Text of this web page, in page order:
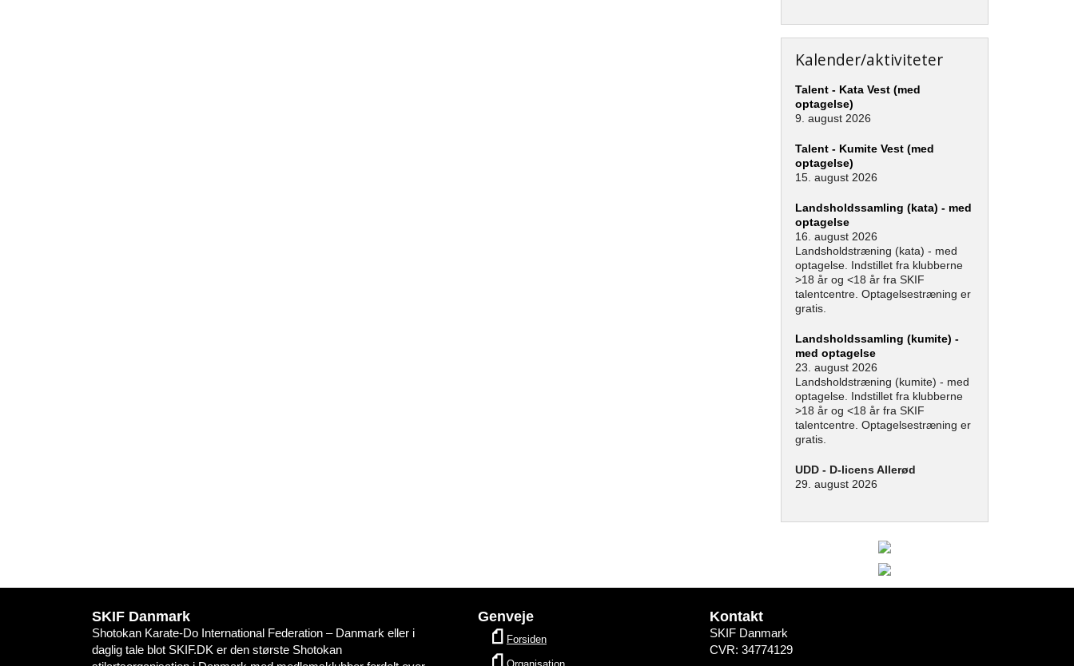
Kalender/aktiviteter
Talent - Kata Vest (med
optagelse)
9. august 2026
Talent - Kumite Vest (med
optagelse)
15. august 2026
Landsholdssamling (kata) - med
optagelse
16. august 2026
Landsholdstræning (kata) - med
optagelse. Indstillet fra klubberne
>18 år og <18 år fra SKIF
talentcentre. Optagelsestræning er
gratis.
Landsholdssamling (kumite) -
med optagelse
23. august 2026
Landsholdstræning (kumite) - med
optagelse. Indstillet fra klubberne
>18 år og <18 år fra SKIF
talentcentre. Optagelsestræning er
gratis.
UDD - D-licens Allerød
29. august 2026
SKIF Danmark
Shotokan Karate-Do International Federation – Danmark eller i
daglig tale blot SKIF.DK er den største Shotokan
Genveje
Forsiden
Kontakt
SKIF Danmark
CVR: 34774129